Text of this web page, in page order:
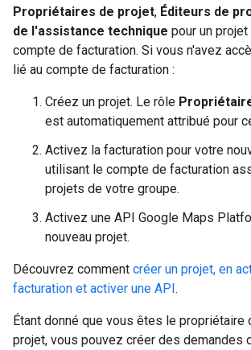
Propriétaires de projet, Éditeurs de
de l'assistance technique pour un
compte de facturation. Si vous n'avez
lié au compte de facturation :
Créez un projet. Le rôle
est automatiquement attribué pour
Activez la facturation pour votre
utilisant le compte de facturation
projets de votre groupe.
Activez une API Google Maps
nouveau projet.
Découvrez comment créer un projet, en
facturation et activer une API.
Étant donné que vous êtes le propriétaire
projet, vous pouvez créer des demandes